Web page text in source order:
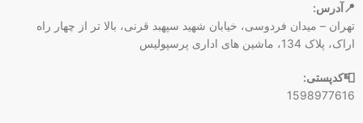
📍آدرس:
تهران – میدان فردوسی، خیابان شهید سپهبد قرنی، بالا تر از چهار راه
اراک، پلاک 134، ماشین های اداری پرسپولیس
📮کدپستی:
1598977616